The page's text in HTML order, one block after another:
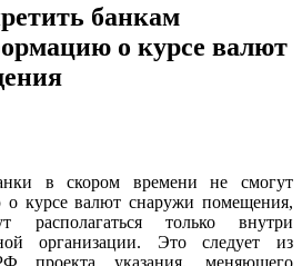
банкам
о курсе валют
в скором времени не смогут
курсе валют снаружи помещения,
располагаться только внутри
организации. Это следует из
проекта указания, меняющего